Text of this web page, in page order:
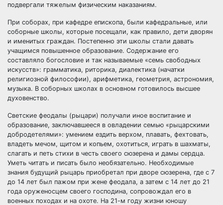
подвергали тяжелым физическим наказаниям.
При соборах, при кафедре епископа, были кафедральные, или
соборные школы, которые посещали, как правило, дети дворян
и именитых граждан. Постепенно эти школы стали давать
учащимся повышенное образование. Содержание его
составляло богословие и так называемые «семь свободных
искусств»: грамматика, риторика, диалектика (начатки
религиозной философии), арифметика, геометрия, астрономия,
музыка. В соборных школах в основном готовилось высшее
духовенство.
Светские феодалы (рыцари) получали иное воспитание и
образование, заключавшееся в овладении семью «рыцарскими
добродетелями»: умением ездить верхом, плавать, фехтовать,
владеть мечом, щитом и копьем, охотиться, играть в шахматы,
слагать и петь стихи в честь своего сюзерена и дамы сердца.
Уметь читать и писать было необязательно. Необходимые
знания будущий рыцарь приобретал при дворе сюзерена, где с 7
до 14 лет был пажом при жене феодала, а затем с 14 лет до 21
года оруженосцем своего господина, сопровождал его в
военных походах и на охоте. На 21-м году жизни юношу